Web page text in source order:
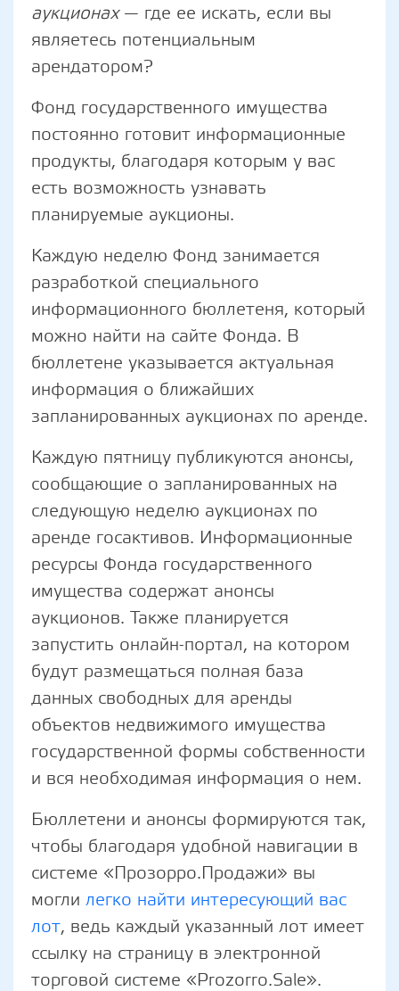
аукционах— где ее искать, если вы
являетесь потенциальным
арендатором?
Фонд государственного имущества
постоянно готовит информационные
продукты, благодаря которым у вас
есть возможность узнавать
планируемые аукционы.
Каждую неделю Фонд занимается
разработкой специального
информационного бюллетеня, который
можно найти на сайте Фонда. В
бюллетене указывается актуальная
информация о ближайших
запланированных аукционах по аренде.
Каждую пятницу публикуются анонсы,
сообщающие о запланированных на
следующую неделю аукционах по
аренде госактивов. Информационные
ресурсы Фонда государственного
имущества содержат анонсы
аукционов. Также планируется
запустить онлайн-портал, на котором
будут размещаться полная база
данных свободных для аренды
объектов недвижимого имущества
государственной формы собственности
и вся необходимая информация о нем.
Бюллетени и анонсы формируются так,
чтобы благодаря удобной навигации в
системе «Прозорро.Продажи» вы
могли легко найти интересующий вас
лот, ведь каждый указанный лот имеет
ссылку на страницу в электронной
торговой системе «Prozorro.Sale».